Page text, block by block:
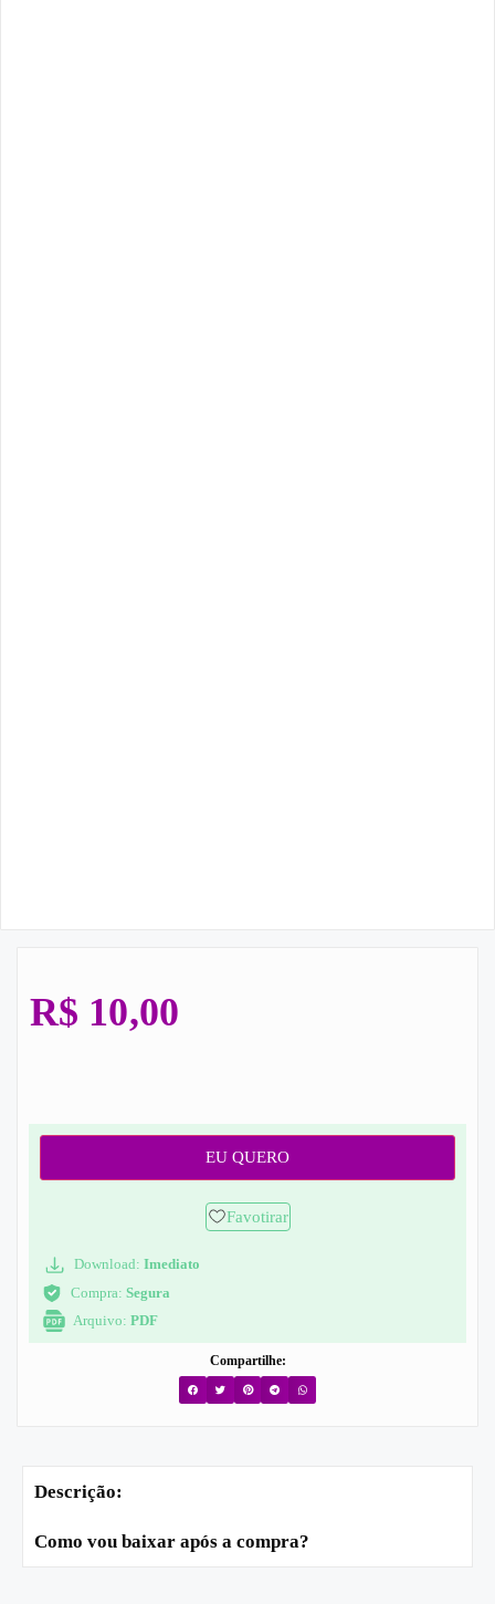
R$ 10,00
EU QUERO
Favotirar
Download: Imediato
Compra: Segura
Arquivo: PDF
Compartilhe:
Descrição:
Como vou baixar após a compra?